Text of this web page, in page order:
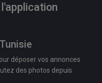
déposer vos annonces
des photos depuis